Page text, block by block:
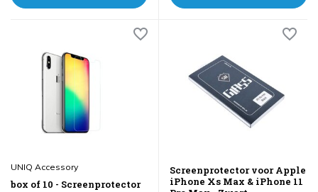
UNIQ Accessory
box of 10 - Screenprotector
Screenprotector voor Apple
iPhone Xs Max & iPhone 11